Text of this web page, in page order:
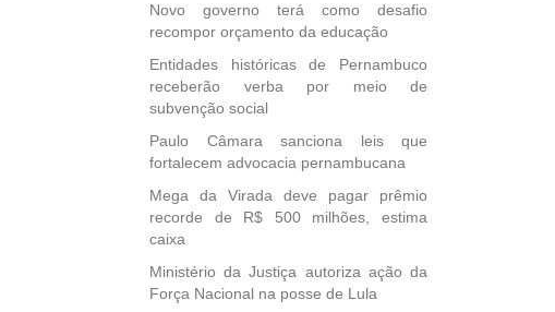
Novo governo terá como desafio
recompor orçamento da educação
Entidades históricas de Pernambuco
receberão verba por meio de
subvenção social
Paulo Câmara sanciona leis que
fortalecem advocacia pernambucana
Mega da Virada deve pagar prêmio
recorde de R$ 500 milhões, estima
caixa
Ministério da Justiça autoriza ação da
Força Nacional na posse de Lula